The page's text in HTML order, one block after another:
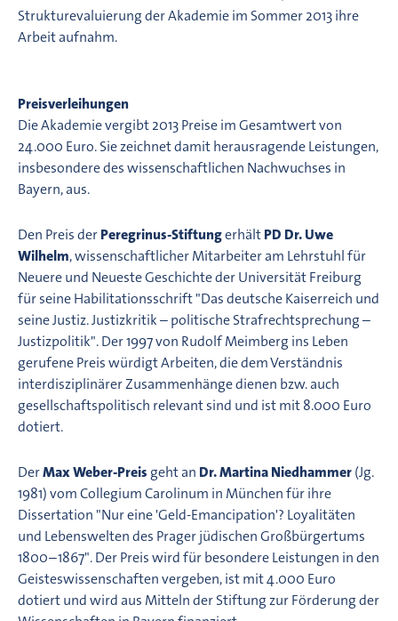
Strukturevaluierung der Akademie im Sommer 2013 ihre
Arbeit aufnahm.
Preisverleihungen
Die Akademie vergibt 2013 Preise im Gesamtwert von
24.000 Euro. Sie zeichnet damit herausragende Leistungen,
insbesondere des wissenschaftlichen Nachwuchses in
Bayern, aus.
Den Preis derPeregrinus-StiftungerhältPD Dr. Uwe
Wilhelm, wissenschaftlicher Mitarbeiter am Lehrstuhl für
Neuere und Neueste Geschichte der Universität Freiburg
für seine Habilitationsschrift "Das deutsche Kaiserreich und
seine Justiz. Justizkritik – politische Strafrechtsprechung –
Justizpolitik". Der 1997 von Rudolf Meimberg ins Leben
gerufene Preis würdigt Arbeiten, die dem Verständnis
interdisziplinärer Zusammenhänge dienen bzw. auch
gesellschaftspolitisch relevant sind und ist mit 8.000 Euro
dotiert.
DerMax Weber-Preis geht an Dr. Martina Niedhammer(Jg.
1981) vom Collegium Carolinum in München für ihre
Dissertation "Nur eine 'Geld-Emancipation'? Loyalitäten
und Lebenswelten des Prager jüdischen Großbürgertums
1800–1867". Der Preis wird für besondere Leistungen in den
Geisteswissenschaften vergeben, ist mit 4.000 Euro
dotiert und wird aus Mitteln der Stiftung zur Förderung der